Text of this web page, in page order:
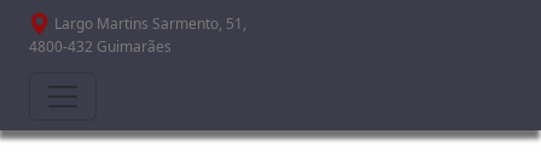
Passar para o conteúdo principal
Largo Martins Sarmento, 51,
4800-432 Guimarães